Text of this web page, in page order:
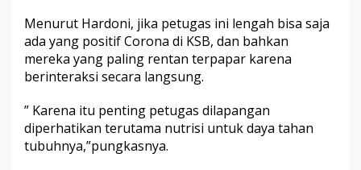
Menurut Hardoni, jika petugas ini lengah bisa saja
ada yang positif Corona di KSB, dan bahkan
mereka yang paling rentan terpapar karena
berinteraksi secara langsung.
” Karena itu penting petugas dilapangan
diperhatikan terutama nutrisi untuk daya tahan
tubuhnya,”pungkasnya.